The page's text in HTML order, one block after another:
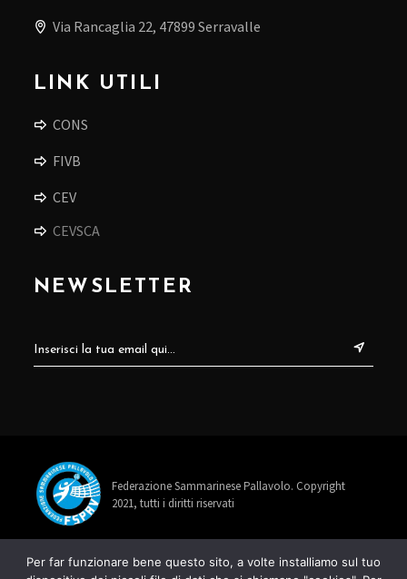
Via Rancaglia 22, 47899 Serravalle
LINK UTILI
CONS
FIVB
CEV
CEVSCA
NEWSLETTER
Federazione Sammarinese Pallavolo. Copyright
2021, tutti i diritti riservati
Per far funzionare bene questo sito, a volte installiamo sul tuo